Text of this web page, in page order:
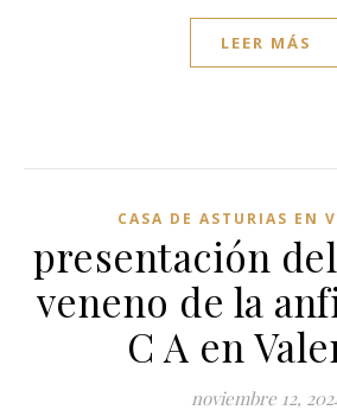
LEER MÁS
CASA DE ASTURIAS EN
presentación
veneno de la
C A en
noviembre 12,